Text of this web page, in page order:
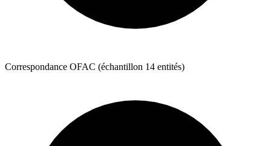
Correspondance OFAC (échantillon 14 entités)